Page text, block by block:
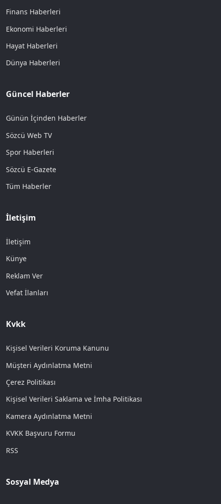
Finans Haberleri
Ekonomi Haberleri
Hayat Haberleri
Dünya Haberleri
Güncel Haberler
Günün İçinden Haberler
Sözcü Web TV
Spor Haberleri
Sözcü E-Gazete
Tüm Haberler
İletişim
İletişim
Künye
Reklam Ver
Vefat İlanları
Kvkk
Kişisel Verileri Koruma Kanunu
Müşteri Aydınlatma Metni
Çerez Politikası
Kişisel Verileri Saklama ve İmha Politikası
Kamera Aydınlatma Metni
KVKK Başvuru Formu
RSS
Sosyal Medya